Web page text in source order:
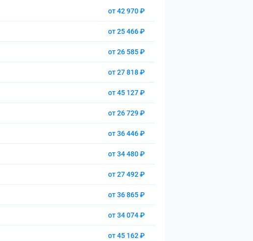
от 42 970 ₽
от 25 466 ₽
от 26 585 ₽
от 27 818 ₽
от 45 127 ₽
от 26 729 ₽
от 36 446 ₽
от 34 480 ₽
от 27 492 ₽
от 36 865 ₽
от 34 074 ₽
от 45 162 ₽